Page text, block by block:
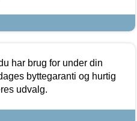
har brug for under din
byttegaranti og hurtig
udvalg.